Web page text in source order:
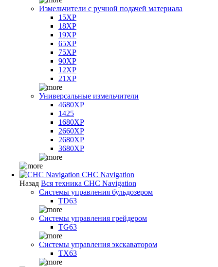
Измельчители с ручной подачей материала
15XP
18XP
19XP
65XP
75XP
90XP
12XP
21XP
Универсальные измельчители
4680XP
1425
1680XP
2660XP
2680XP
3680XP
CHC Navigation
Назад Вся техника CHC Navigation
Системы управления бульдозером
TD63
Системы управления грейдером
TG63
Системы управления экскаватором
TX63